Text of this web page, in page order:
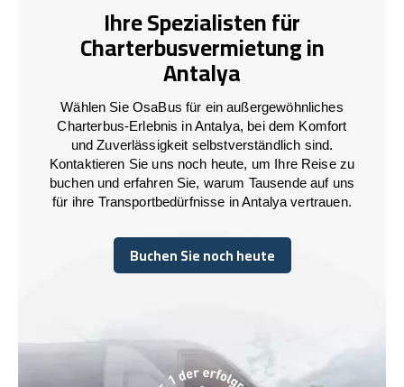
Ihre Spezialisten für
Charterbusvermietung in
Antalya
Wählen Sie OsaBus für ein außergewöhnliches
Charterbus-Erlebnis in Antalya, bei dem Komfort
und Zuverlässigkeit selbstverständlich sind.
Kontaktieren Sie uns noch heute, um Ihre Reise zu
buchen und erfahren Sie, warum Tausende auf uns
für ihre Transportbedürfnisse in Antalya vertrauen.
Buchen Sie noch heute
Buchen Sie noch heute